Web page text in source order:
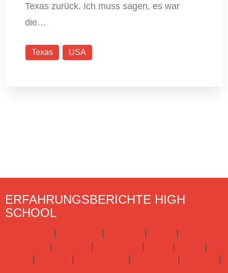
Texas zurück. Ich muss sagen, es war
die…
Texas USA
ERFAHRUNGSBERICHTE HIGH
SCHOOL
| | |
|
| | | |
|
| | | |
|